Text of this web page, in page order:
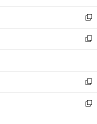
開
く
ウ
で
開
く
ン
ド
ウ
で
開
ウ
ィ
ン
ド
ウ
開
く
し
い
ウ
ィ
ン
ウ
で
開
く
新
し
い
ウ
ン
ド
ウ
で
新
し
ウ
ィ
ン
ド
新
し
い
新